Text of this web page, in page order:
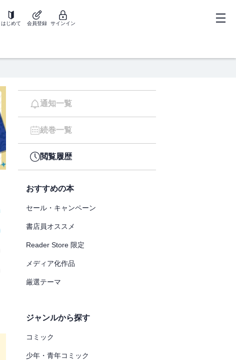
はじめて 会員登録 サインイン
通知一覧
続巻一覧
閲覧履歴
おすすめの本
セール・キャンペーン
書店員オススメ
Reader Store 限定
メディア化作品
厳選テーマ
ジャンルから探す
コミック
少年・青年コミック